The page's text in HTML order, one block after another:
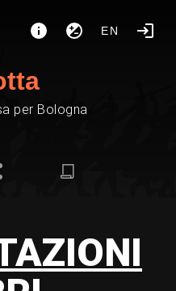
EN
per Bologna